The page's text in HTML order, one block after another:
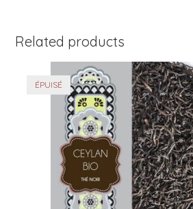
Related products
ÉPUISÉ